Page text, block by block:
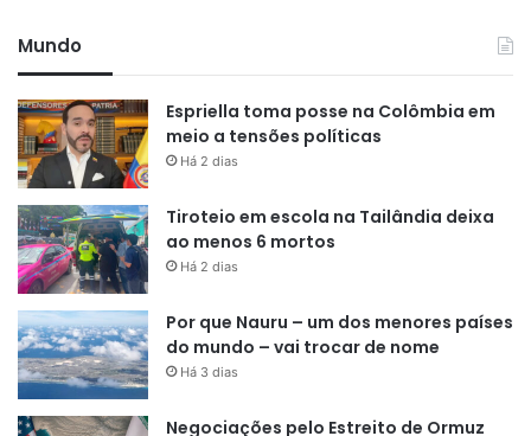
Mundo
Espriella toma posse na Colômbia em
meio a tensões políticas
Há 2 dias
Tiroteio em escola na Tailândia deixa
ao menos 6 mortos
Há 2 dias
Por que Nauru – um dos menores países
do mundo – vai trocar de nome
Há 3 dias
Negociações pelo Estreito de Ormuz